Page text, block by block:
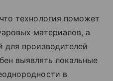
технология поможет
материалов, а
для производителей
выявлять локальные
в